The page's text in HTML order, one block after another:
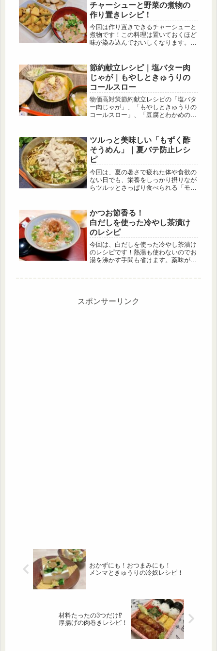
チャーシューと野菜の煮物の
作り置きレシピ！
今回は作り置きできるチャーシューと
煮物です！この料理は置いておくほど
味が染み込んでおいしくなります。煮
などお好きな野菜で作ってみて下さ
い。
節約献立レシピ｜塩バター肉
じゃが｜もやしときゅうりの
コールスロー
物価高対策節約献立レシピの「塩バタ
ー肉じゃが」、「もやしときゅうりの
コールスロー」、「豆腐とわかめの味
いるので、ごはんの量を減らしても満
足できます。また、食物繊維やビタミ
ンⅭなど様々な栄養が豊富に含まれて
いて、栄養面からみてもとても良い食
材です。
ツルっと美味しい「もずく酢
そうめん」｜夏バテ防止レシ
ピ
今回は、夏の暑さで疲れた体や食欲の
ない日でも、栄養をしっかり摂りなが
らツルッとさっぱり食べられる「モズ
かつお節香る！
白だしを使った冷やし茶漬け
のレシピ
今回は、白だしを使った冷やし茶漬け
のレシピです！熱湯も使わないのでお
湯を沸かす手間も省けます。薬味がた
方。
スポンサーリンク
おかずにも！おつまみにも！
メンマときゅうりの冷奴レシピ！
材料たったの3つだけ⁉
厚揚げの肉巻きレシピ！